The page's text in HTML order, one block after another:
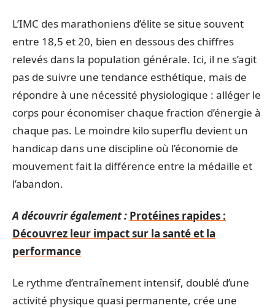
L’IMC des marathoniens d’élite se situe souvent
entre 18,5 et 20, bien en dessous des chiffres
relevés dans la population générale. Ici, il ne s’agit
pas de suivre une tendance esthétique, mais de
répondre à une nécessité physiologique : alléger le
corps pour économiser chaque fraction d’énergie à
chaque pas. Le moindre kilo superflu devient un
handicap dans une discipline où l’économie de
mouvement fait la différence entre la médaille et
l’abandon.
A découvrir également : Protéines rapides :
Découvrez leur impact sur la santé et la
performance
Le rythme d’entraînement intensif, doublé d’une
activité physique quasi permanente, crée une